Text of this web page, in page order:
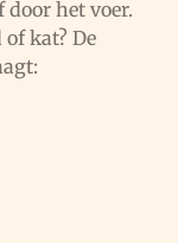
door het voer.
kat? De